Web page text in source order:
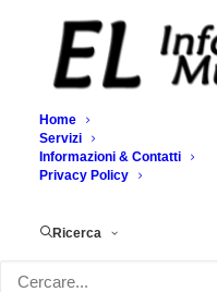
Home
Servizi
Informazioni & Contatti
Privacy Policy
Ricerca
Demo